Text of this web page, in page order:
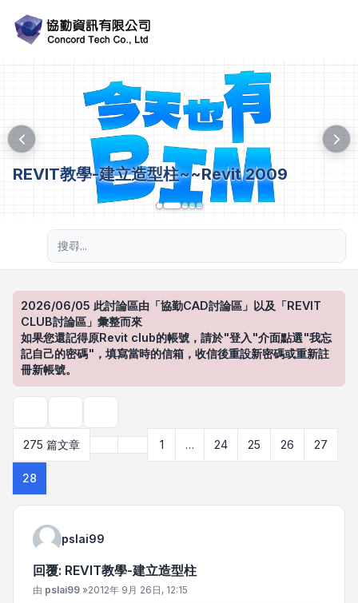
REVIT教學-建立造型柱~~Revit 2009
2026/06/05 此討論區由「協勤CAD討論區」以及「REVIT
CLUB討論區」彙整而來
如果您還記得原Revit club的帳號，請於"登入"介面點選"我忘
記自己的密碼"，填寫當時的信箱，收信後重設新密碼或重新註
冊新帳號。
275 篇文章
第28頁 (共 頁)
上一頁1 … 24 25 26 27
28
pslai99
回覆: REVIT教學-建立造型柱
文章
由 pslai99 »2012年 9月 26日, 12:15